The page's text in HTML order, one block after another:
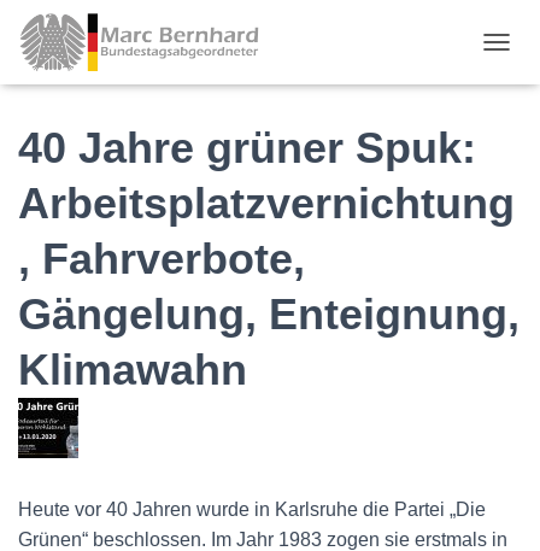
40 Jahre grüner Spuk:
Arbeitsplatzvernichtung
, Fahrverbote,
Gängelung, Enteignung,
Klimawahn
Heute vor 40 Jahren wurde in Karlsruhe die Partei „Die
Grünen“ beschlossen. Im Jahr 1983 zogen sie erstmals in